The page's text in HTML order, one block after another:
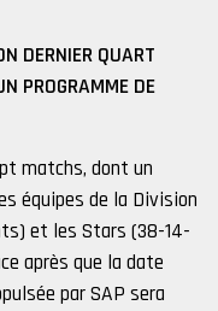
DERNIER QUART
PROGRAMME DE
matchs, dont un
équipes de la Division
et les Stars (38-14-
après que la date
par SAP sera